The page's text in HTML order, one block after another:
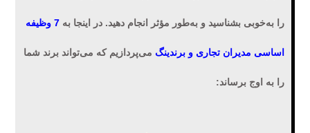
را به‌خوبی بشناسید و به‌طور مؤثر انجام دهید. در اینجا به 7 وظیفه
اساسی مدیران تجاری و برندینگ می‌پردازیم که می‌تواند برند شما
را به اوج برساند: